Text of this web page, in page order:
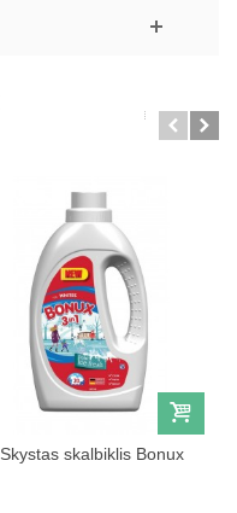
Skystas skalbiklis Bonux